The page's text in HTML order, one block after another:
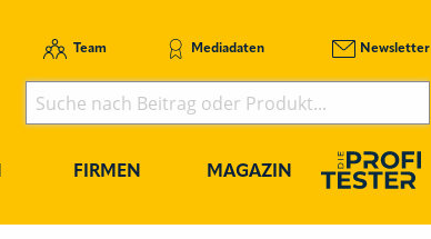
Team Mediadaten Newsletter
FIRMEN MAGAZIN